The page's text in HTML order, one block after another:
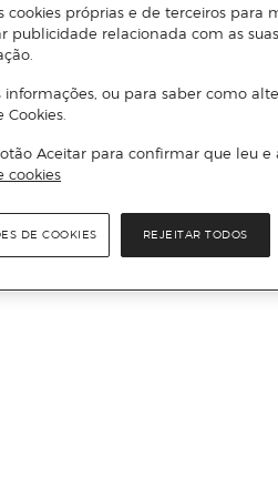
cookies próprias e de terceiros para
publicidade relacionada com as
informações, ou para saber como
Cookies.
Aceitar para confirmar que leu e
cookies
REJEITAR TODOS
DE COOKIES